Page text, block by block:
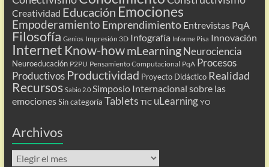
Creatividad Educación Emociones
Empoderamiento Emprendimiento Entrevistas PqA
Filosofía Genios Impresión 3D Infografía Informe Pisa Innovación
Internet Know-howmLearning Neurociencia
Neuroeducación P2PU Pensamiento Computacional PqA Procesos
Productivos Productividad Proyecto Didáctico Realidad
Recursos Sabio 2.0 Simposio Internacional sobre las
emociones Sin categoría Tablets TIC uLearning YO
Archivos
Archivos